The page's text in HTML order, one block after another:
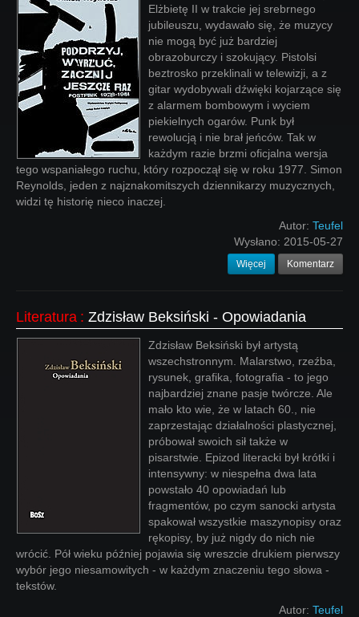
Elżbietę II w trakcie jej srebrnego
jubileuszu, wydawało się, że muzycy
nie mogą być już bardziej
obrazoburczy i szokujący. Pistolsi
beztrosko przeklinali w telewizji, a z
gitar wydobywali dźwięki kojarzące się
z alarmem bombowym i wyciem
piekielnych ogarów. Punk był
rewolucją i nie brał jeńców. Tak w
każdym razie brzmi oficjalna wersja
tego wspaniałego ruchu, który rozpoczął się w roku 1977. Simon
Reynolds, jeden z najznakomitszych dziennikarzy muzycznych,
widzi tę historię nieco inaczej.
Autor: Teufel
Wysłano: 2015-05-27
Więcej Komentarz
Literatura : Zdzisław Beksiński - Opowiadania
Zdzisław Beksiński był artystą
wszechstronnym. Malarstwo, rzeźba,
rysunek, grafika, fotografia - to jego
najbardziej znane pasje twórcze. Ale
mało kto wie, że w latach 60., nie
zaprzestając działalności plastycznej,
próbował swoich sił także w
pisarstwie. Epizod literacki był krótki i
intensywny: w niespełna dwa lata
powstało 40 opowiadań lub
fragmentów, po czym sanocki artysta
spakował wszystkie maszynopisy oraz
rękopisy, by już nigdy do nich nie
wrócić. Pół wieku później pojawia się wreszcie drukiem pierwszy
wybór jego niesamowitych - w każdym znaczeniu tego słowa -
tekstów.
Autor: Teufel